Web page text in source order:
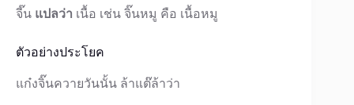
จี๊น แปลว่า เนื้อ เช่น จิ๊นหมู คือ เนื้อหมู
ตัวอย่างประโยค
แก๋งจิ๊นควายวันนั้น ล้าแต๊ล้าว่า